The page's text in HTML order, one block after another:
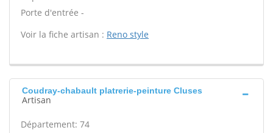
Porte d'entrée -
Voir la fiche artisan : Reno style
Coudray-chabault platrerie-peinture Cluses
Artisan
Département: 74